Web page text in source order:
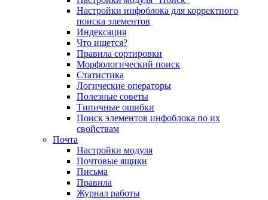
Настройки инфоблока для корректного
поиска элементов
Индексация
Что ищется?
Правила сортировки
Морфологический поиск
Статистика
Логические операторы
Полезные советы
Типичные ошибки
Поиск элементов инфоблока по их
свойствам
Почта
Настройки модуля
Почтовые ящики
Письма
Правила
Журнал работы